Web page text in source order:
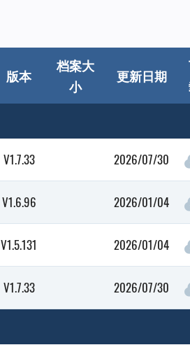
版本
档案大
小
更新日期
V1.7.33 2026/07/30
V1.6.96 2026/01/04
V1.5.131 2026/01/04
V1.7.33 2026/07/30